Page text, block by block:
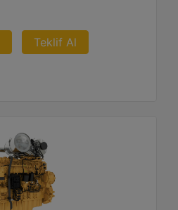
Teklif Al